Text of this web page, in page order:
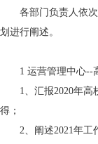
各部门负责人依
划进行阐述。
1 运营管理中心--
1、汇报2020年
得；
2、阐述2021年